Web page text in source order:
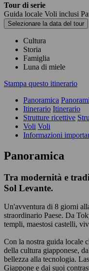
Tour di serie
Guida locale Voli inclusi
Selezionare la data del tour
Cultura
Storia
Famiglia
Luna di miele
Stampa questo itinerario
Panoramica
Itinerario Itinerario
Strutture ricettive
Voli Voli
Informazioni
Panoramica
Tra modernità e
Sol Levante.
Un'avventura di 8 giorni
straordinario Paese. Da
templi, maestosi castelli,
Con la nostra guida locale
della cultura giapponese,
bellezza alla tecnologia.
Giappone e dai suoi